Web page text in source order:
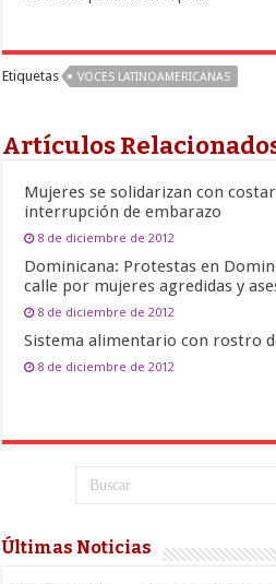
Etiquetas VOCES LATINOAMERICANAS
Artículos
Mujeres se solidarizan con
interrupción de embarazo
8 de diciembre de 2012
Dominicana: Protestas en
calle por mujeres agredidas y
8 de diciembre de 2012
Sistema alimentario con rostro
8 de diciembre de 2012
Últimas Noticias